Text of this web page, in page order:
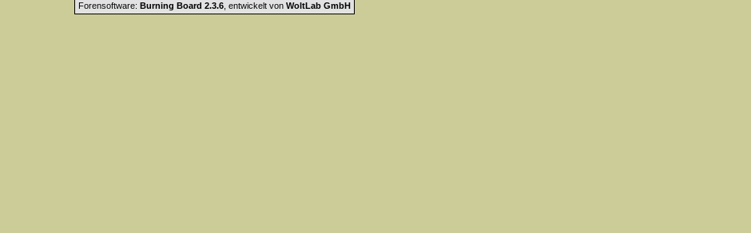
Forensoftware: Burning Board 2.3.6, entwickelt von WoltLab GmbH